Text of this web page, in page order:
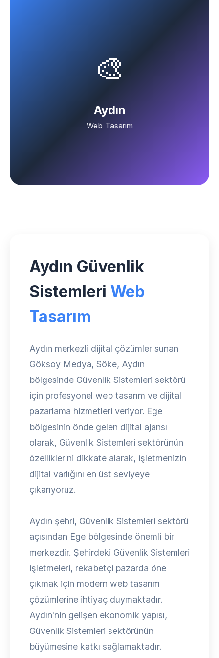
🎨
Aydın
Web Tasarım
Aydın Güvenlik
Sistemleri Web
Tasarım
Aydın merkezli dijital çözümler sunan
Göksoy Medya, Söke, Aydın
bölgesinde Güvenlik Sistemleri sektörü
için profesyonel web tasarım ve dijital
pazarlama hizmetleri veriyor. Ege
bölgesinin önde gelen dijital ajansı
olarak, Güvenlik Sistemleri sektörünün
özelliklerini dikkate alarak, işletmenizin
dijital varlığını en üst seviyeye
çıkarıyoruz.
Aydın şehri, Güvenlik Sistemleri sektörü
açısından Ege bölgesinde önemli bir
merkezdir. Şehirdeki Güvenlik Sistemleri
işletmeleri, rekabetçi pazarda öne
çıkmak için modern web tasarım
çözümlerine ihtiyaç duymaktadır.
Aydın'nin gelişen ekonomik yapısı,
Güvenlik Sistemleri sektörünün
büyümesine katkı sağlamaktadır.